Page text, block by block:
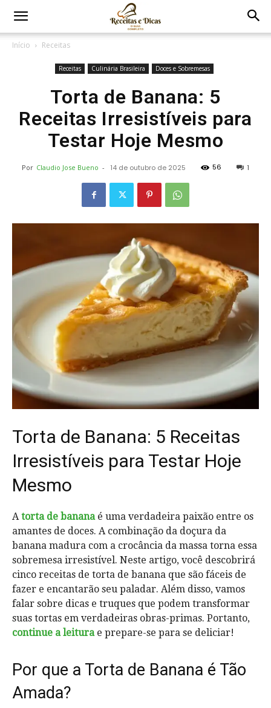
Início Receitas
Receitas Culinária Brasileira Doces e Sobremesas
Torta de Banana: 5
Receitas Irresistíveis para
Testar Hoje Mesmo
Por Claudio Jose Bueno - 14 de outubro de 2025 56 1
Torta de Banana: 5 Receitas
Irresistíveis para Testar Hoje
Mesmo
A torta de bananaé uma verdadeira paixão entre os
amantes de doces. A combinação da doçura da
banana madura com a crocância da massa torna essa
sobremesa irresistível. Neste artigo, você descobrirá
cinco receitas de torta de banana que são fáceis de
fazer e encantarão seu paladar. Além disso, vamos
falar sobre dicas e truques que podem transformar
suas tortas em verdadeiras obras-primas. Portanto,
continue a leiturae prepare-se para se deliciar!
Por que a Torta de Banana é Tão
Amada?